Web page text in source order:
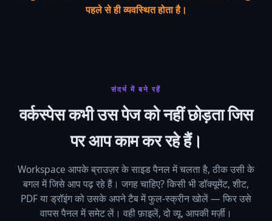
पहले से ही व्यवस्थित होता है।
संदर्भ में बने रहें
वर्कस्पेस कभी उस पेज को नहीं छोड़ता जिस
पर आप काम कर रहे हैं।
Workspace आपके ब्राउज़र के साइड पैनल में चलता है, ठीक उसी के
बगल में जिसे आप पढ़ रहे हैं। जगह चाहिए? किसी भी डॉक्यूमेंट, शीट,
PDF या ड्रॉइंग को उसके अपने टैब में फुल-स्क्रीन खोलें — फिर उसे
वापस पैनल में समेट लें। वही फ़ाइलें, दो व्यू, आपकी मर्ज़ी।